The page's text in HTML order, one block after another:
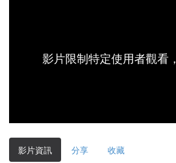
影片限制特定使用者觀看
影片資訊 分享 收藏